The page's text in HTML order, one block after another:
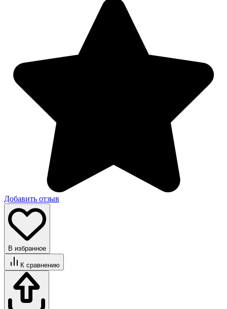
Добавить отзыв
В избранное
К сравнению